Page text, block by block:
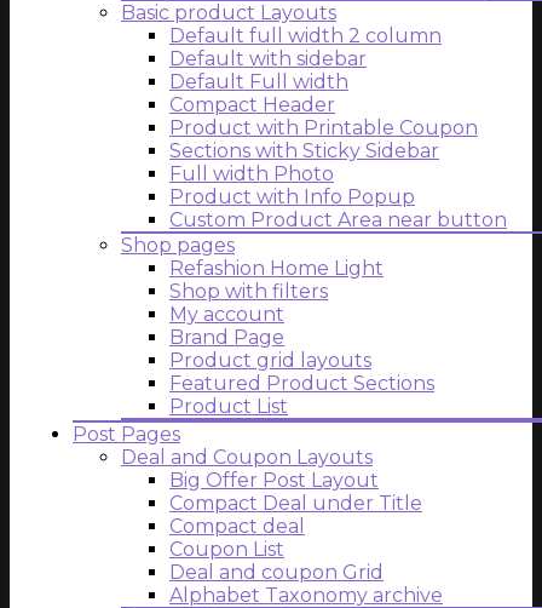
Basic product Layouts
Default full width 2 column
Default with sidebar
Default Full width
Compact Header
Product with Printable Coupon
Sections with Sticky Sidebar
Full width Photo
Product with Info Popup
Custom Product Area near button
Shop pages
Refashion Home Light
Shop with filters
My account
Brand Page
Product grid layouts
Featured Product Sections
Product List
Post Pages
Deal and Coupon Layouts
Big Offer Post Layout
Compact Deal under Title
Compact deal
Coupon List
Deal and coupon Grid
Alphabet Taxonomy archive